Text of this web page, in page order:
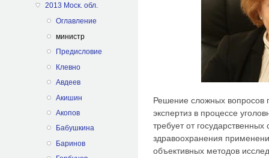
2013 Моск. обл.
Оглавление
министр
Предисловие
Клевно
Авдеев
Акишин
Акопов
Бабушкина
Баринов
Решение сложных вопросов
экспертиз в процессе
требует от
здравоохранения
объективных методов